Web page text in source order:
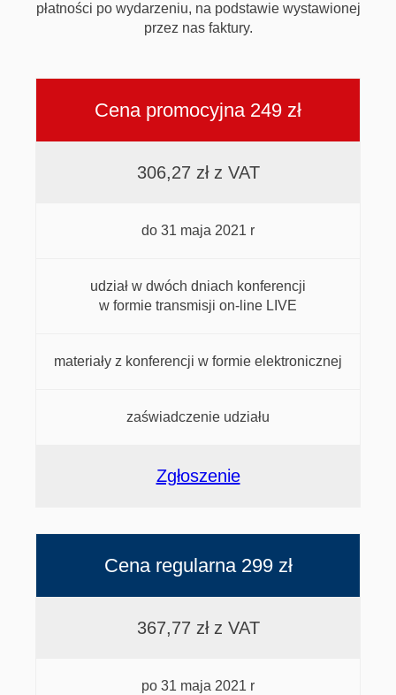
płatności po wydarzeniu, na podstawie wystawionej
przez nas faktury.
Cena promocyjna 249 zł
306,27 zł z VAT
do 31 maja 2021 r
udział w dwóch dniach konferencji
w formie transmisji on-line LIVE
materiały z konferencji w formie elektronicznej
zaświadczenie udziału
Zgłoszenie
Cena regularna 299 zł
367,77 zł z VAT
po 31 maja 2021 r